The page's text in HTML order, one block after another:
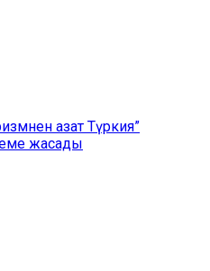
азат Түркия”
жасады